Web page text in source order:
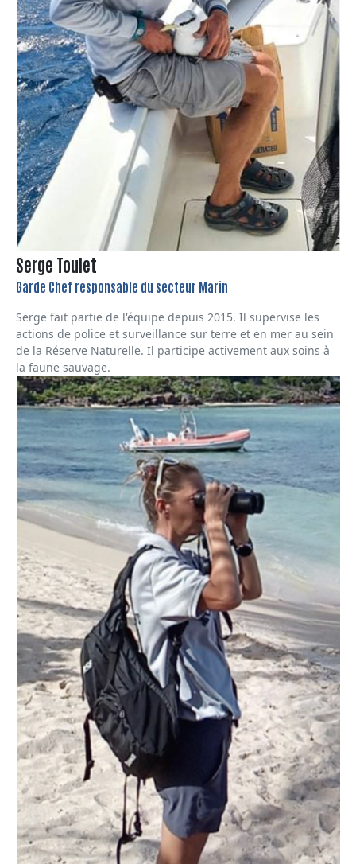
Serge Toulet
Garde Chef responsable du secteur Marin
Serge fait partie de l'équipe depuis 2015. Il supervise les
actions de police et surveillance sur terre et en mer au sein
de la Réserve Naturelle. Il participe activement aux soins à
la faune sauvage.